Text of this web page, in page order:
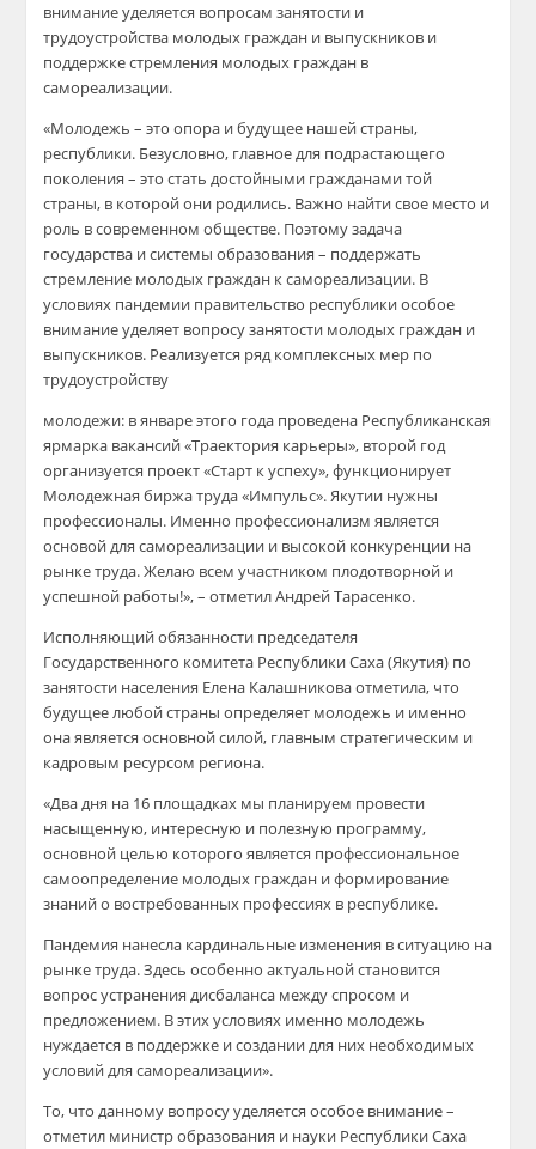
внимание уделяется вопросам занятости и
трудоустройства молодых граждан и выпускников и
поддержке стремления молодых граждан в
самореализации.
«Молодежь – это опора и будущее нашей страны,
республики. Безусловно, главное для подрастающего
поколения – это стать достойными гражданами той
страны, в которой они родились. Важно найти свое место и
роль в современном обществе. Поэтому задача
государства и системы образования – поддержать
стремление молодых граждан к самореализации. В
условиях пандемии правительство республики особое
внимание уделяет вопросу занятости молодых граждан и
выпускников. Реализуется ряд комплексных мер по
трудоустройству
молодежи: в январе этого года проведена Республиканская
ярмарка вакансий «Траектория карьеры», второй год
организуется проект «Старт к успеху», функционирует
Молодежная биржа труда «Импульс». Якутии нужны
профессионалы. Именно профессионализм является
основой для самореализации и высокой конкуренции на
рынке труда. Желаю всем участником плодотворной и
успешной работы!», – отметил Андрей Тарасенко.
Исполняющий обязанности председателя
Государственного комитета Республики Саха (Якутия) по
занятости населения Елена Калашникова отметила, что
будущее любой страны определяет молодежь и именно
она является основной силой, главным стратегическим и
кадровым ресурсом региона.
«Два дня на 16 площадках мы планируем провести
насыщенную, интересную и полезную программу,
основной целью которого является профессиональное
самоопределение молодых граждан и формирование
знаний о востребованных профессиях в республике.
Пандемия нанесла кардинальные изменения в ситуацию на
рынке труда. Здесь особенно актуальной становится
вопрос устранения дисбаланса между спросом и
предложением. В этих условиях именно молодежь
нуждается в поддержке и создании для них необходимых
условий для самореализации».
То, что данному вопросу уделяется особое внимание –
отметил министр образования и науки Республики Саха